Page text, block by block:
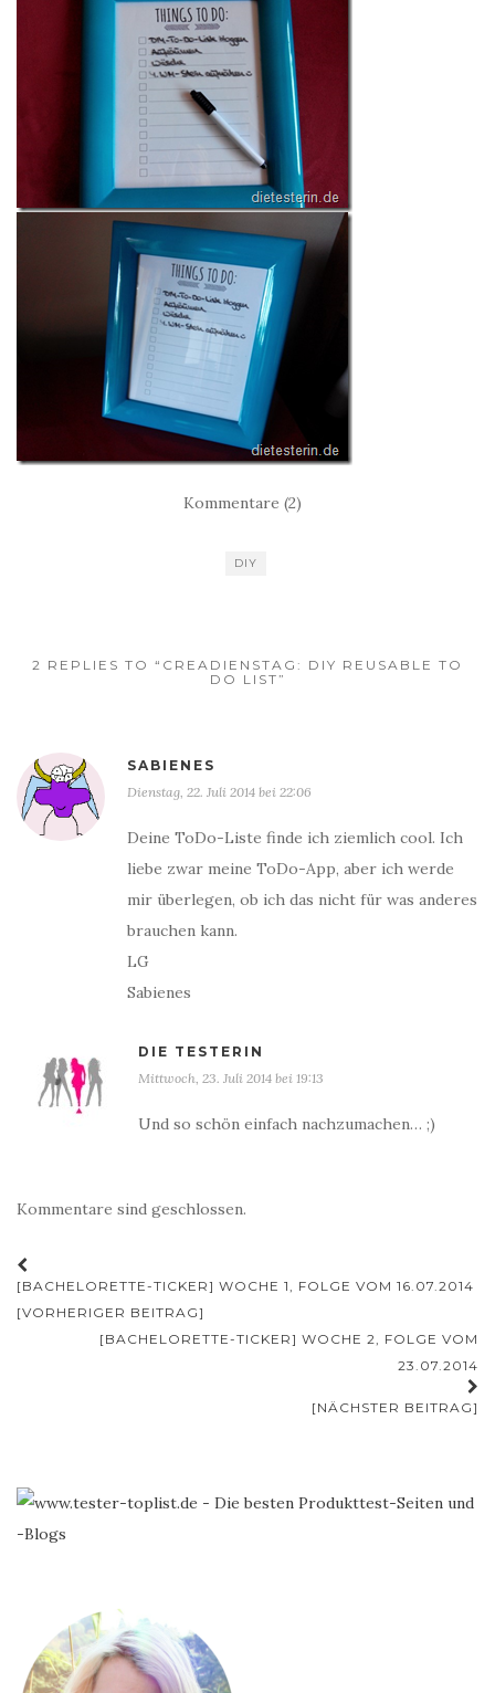
Kommentare (2)
DIY
2 REPLIES TO “CREADIENSTAG: DIY REUSABLE TO
DO LIST”
SABIENES
Dienstag, 22. Juli 2014 bei 22:06
Deine ToDo-Liste finde ich ziemlich cool. Ich
liebe zwar meine ToDo-App, aber ich werde
mir überlegen, ob ich das nicht für was anderes
brauchen kann.
LG
Sabienes
DIE TESTERIN
Mittwoch, 23. Juli 2014 bei 19:13
Und so schön einfach nachzumachen… ;)
Kommentare sind geschlossen.
Beitrags-
Navigation
[BACHELORETTE-TICKER] WOCHE 1, FOLGE VOM 16.07.2014
[VORHERIGER BEITRAG]
[BACHELORETTE-TICKER] WOCHE 2, FOLGE VOM
23.07.2014
[NÄCHSTER BEITRAG]